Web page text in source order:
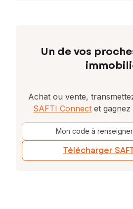
Un de vos
Achat ou vente,
SAFTI Connect et
Mon code à
Télécharger